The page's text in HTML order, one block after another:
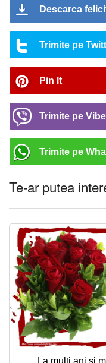
Descarca
Trimite pe
Pin It
Trimite pe
Trimite pe
Te-ar putea
La mulți ani și